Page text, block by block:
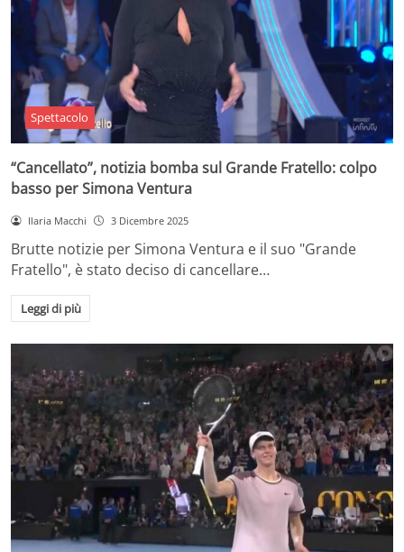
Spettacolo
“Cancellato”, notizia bomba sul Grande Fratello: colpo
basso per Simona Ventura
Ilaria Macchi 3 Dicembre 2025
Brutte notizie per Simona Ventura e il suo "Grande
Fratello", è stato deciso di cancellare…
Leggi di più